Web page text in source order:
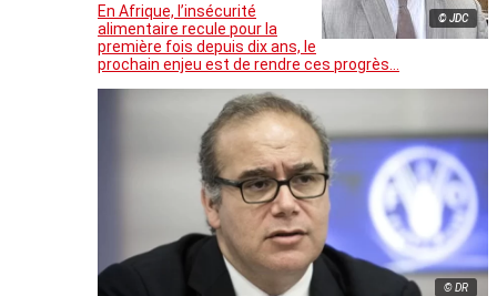
© JDC
En Afrique, l’insécurité
alimentaire recule pour la
première fois depuis dix ans, le
prochain enjeu est de rendre ces progrès…
© DR